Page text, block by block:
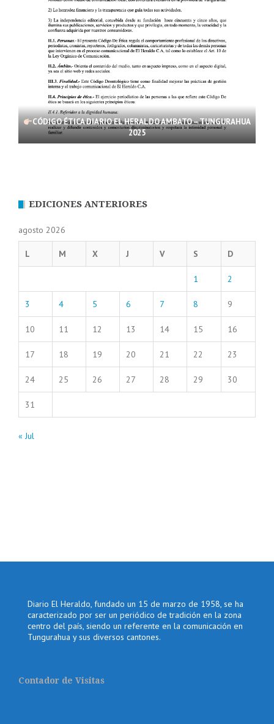
CÓDIGO ÉTICA DIARIO EL HERALDO AMBATO – TUNGURAHUA
2025
EDICIONES ANTERIORES
agosto 2026
L M X J V S D
1 2
3 4 5 6 7 8 9
10 11 12 13 14 15 16
17 18 19 20 21 22 23
24 25 26 27 28 29 30
31
« Jul
Diario El Heraldo, fundado un 15 de marzo de 1958, se ha
caracterizado por ser un periódico de tradición en la zona
centro del país, siendo un referente en la comunicación en
Tungurahua y sus diversos cantones.
Contador de Visitas